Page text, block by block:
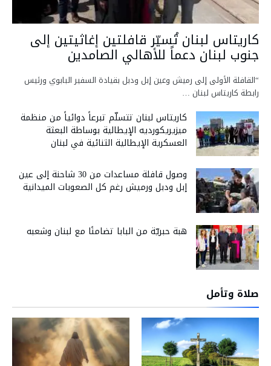
كاريتاس لبنان تُسيّر قافلتين إغاثيتين إلى
جنوب لبنان دعماً للأهالي الصامدين
“القافلة الأولى إلى رميش وعين إبل ودبل بقيادة السفير البابوي ورئيس
رابطة كاريتاس لبنان …
كاريتاس لبنان تتسلّم تبرعاً دوائياً من منظمة
ميزيريكورديه الإيطالية بوساطة البعثة
العسكرية الإيطالية الثنائية في لبنان
وصول قافلة مساعدات من 30 شاحنة إلى عين
إبل ودبل ورميش رغم كل الصعوبات الميدانية
هبة حبريّة من البابا تضامنًا مع لبنان وشعبه
صلاة وتأمل